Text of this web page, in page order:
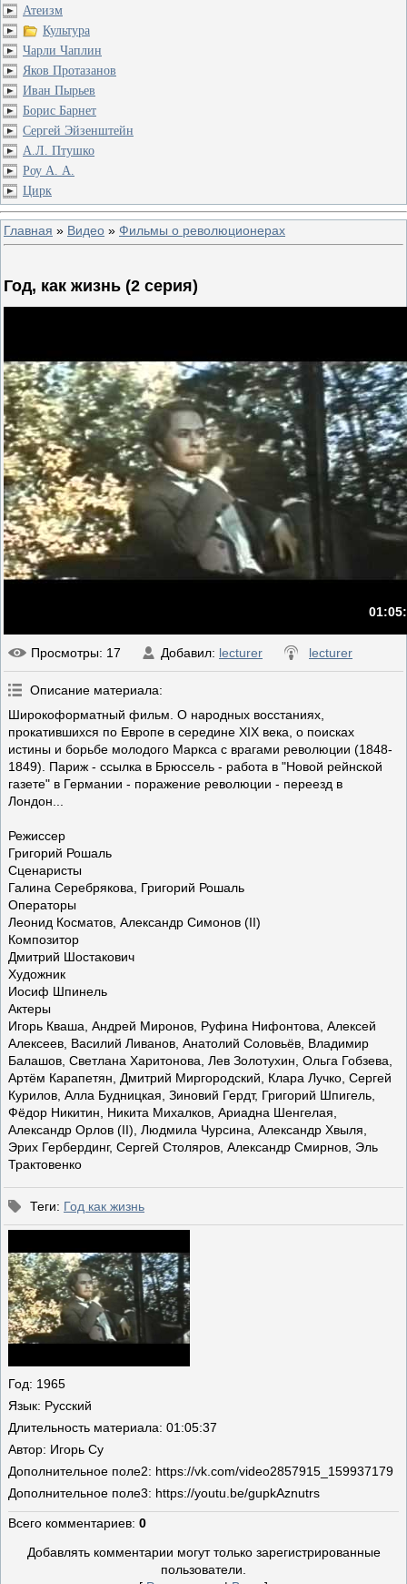
Атеизм
Культура
Чарли Чаплин
Яков Протазанов
Иван Пырьев
Борис Барнет
Сергей Эйзенштейн
А.Л. Птушко
Роу А. А.
Цирк
Главная » Видео » Фильмы о революционерах
Год, как жизнь (2 серия)
Просмотры: 17 Добавил: lecturer lecturer
Описание материала:
Широкоформатный фильм. О народных восстаниях,
прокатившихся по Европе в середине XIX века, о поисках
истины и борьбе молодого Маркса с врагами революции (1848-
1849). Париж - ссылка в Брюссель - работа в "Новой рейнской
газете" в Германии - поражение революции - переезд в
Лондон...
Режиссер
Григорий Рошаль
Сценаристы
Галина Серебрякова, Григорий Рошаль
Операторы
Леонид Косматов, Александр Симонов (II)
Композитор
Дмитрий Шостакович
Художник
Иосиф Шпинель
Актеры
Игорь Кваша, Андрей Миронов, Руфина Нифонтова, Алексей
Алексеев, Василий Ливанов, Анатолий Соловьёв, Владимир
Балашов, Светлана Харитонова, Лев Золотухин, Ольга Гобзева,
Артём Карапетян, Дмитрий Миргородский, Клара Лучко, Сергей
Курилов, Алла Будницкая, Зиновий Гердт, Григорий Шпигель,
Фёдор Никитин, Никита Михалков, Ариадна Шенгелая,
Александр Орлов (II), Людмила Чурсина, Александр Хвыля,
Эрих Гербердинг, Сергей Столяров, Александр Смирнов, Эль
Трактовенко
Теги: Год как жизнь
Год: 1965
Язык: Русский
Длительность материала: 01:05:37
Автор: Игорь Су
Дополнительное поле2: https://vk.com/video2857915_159937179
Дополнительное поле3: https://youtu.be/gupkAznutrs
Всего комментариев: 0
Добавлять комментарии могут только зарегистрированные
пользователи.